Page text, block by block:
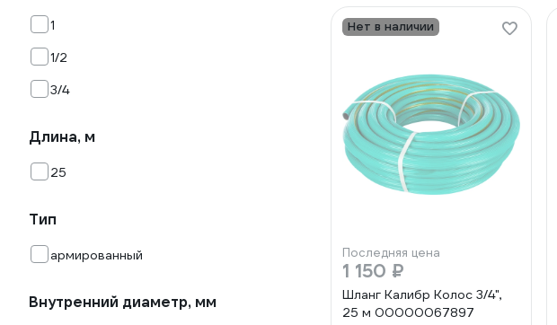
1
1/2
3/4
Длина, м
25
Тип
армированный
Внутренний диаметр, мм
Нет в наличии
Последняя цена
1 150 ₽
Шланг Калибр Колос 3/4",
25 м 00000067897